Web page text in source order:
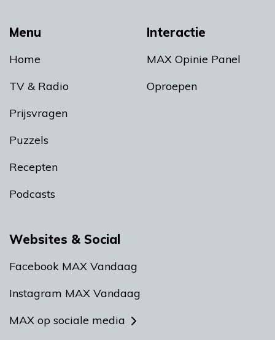
Menu
Home
TV & Radio
Prijsvragen
Puzzels
Recepten
Podcasts
Interactie
MAX Opinie Panel
Oproepen
Websites & Social
Facebook MAX Vandaag
Instagram MAX Vandaag
MAX op sociale media